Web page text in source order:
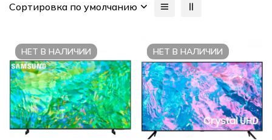
Сортировка по умолчанию
НЕТ В НАЛИЧИИ НЕТ В НАЛИЧИИ